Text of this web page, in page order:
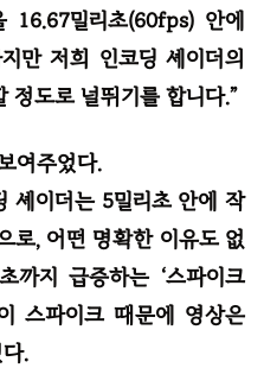
16.67밀리초(60fps) 안에
만 저희 인코딩 셰이더의
정도로 널뛰기를 합니다.”
여주었다.
셰이더는 5밀리초 안에 작
로, 어떤 명확한 이유도 없
까지 급증하는 ‘스파이크
스파이크 때문에 영상은
.